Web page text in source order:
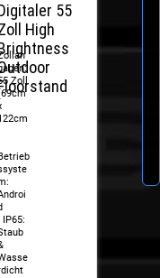
55
High
Zoll
Betrieb
IP65: